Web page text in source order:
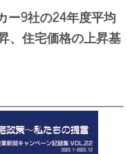
ー9社の24年度平均
、住宅価格の上昇基